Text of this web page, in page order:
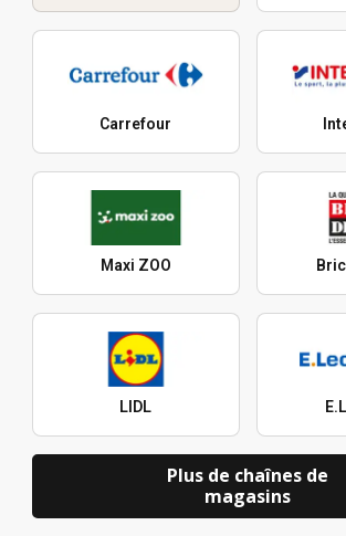
Carrefour
Maxi ZOO
LIDL
Plus de chaînes de
magasins